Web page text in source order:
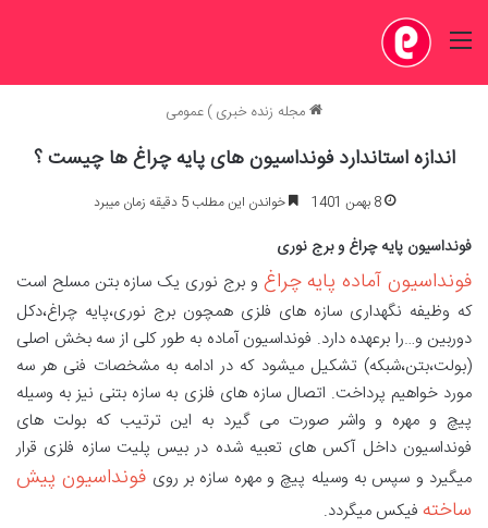
منو
مجله زنده خبری)عمومی
اندازه استاندارد فونداسیون های پایه چراغ ها چیست ؟
8 بهمن 1401 خواندن این مطلب 5 دقیقه زمان میبرد
فونداسیون پایه چراغ و برج نوری
فونداسیون آماده پایه چراغ و برج نوری یک سازه بتن مسلح است
که وظیفه نگهداری سازه های فلزی همچون برج نوری،پایه چراغ،دکل
دوربین و…را برعهده دارد. فونداسیون آماده به طور کلی از سه بخش اصلی
(بولت،بتن،شبکه) تشکیل میشود که در ادامه به مشخصات فنی هر سه
مورد خواهیم پرداخت. اتصال سازه های فلزی به سازه بتنی نیز به وسیله
پیچ و مهره و واشر صورت می گیرد به این ترتیب که بولت های
فونداسیون داخل آکس های تعبیه شده در بیس پلیت سازه فلزی قرار
میگیرد و سپس به وسیله پیچ و مهره سازه بر روی فونداسیون پیش
ساخته فیکس میگردد.